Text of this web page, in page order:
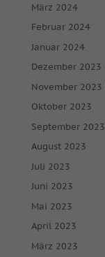
März 2024
Februar 2024
Januar 2024
Dezember 2023
November 2023
Oktober 2023
September 2023
August 2023
Juli 2023
Juni 2023
Mai 2023
April 2023
März 2023